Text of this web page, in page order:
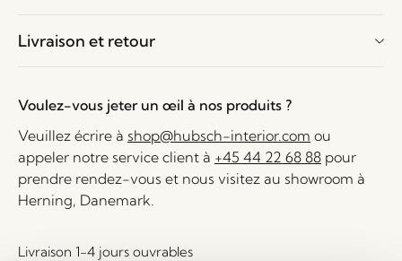
Livraison et retour
Voulez-vous jeter un œil à nos produits ?
Veuillez écrire à shop@hubsch-interior.com ou
appeler notre service client à +45 44 22 68 88 pour
prendre rendez-vous et nous visitez au showroom à
Herning, Danemark.
Livraison 1-4 jours ouvrables